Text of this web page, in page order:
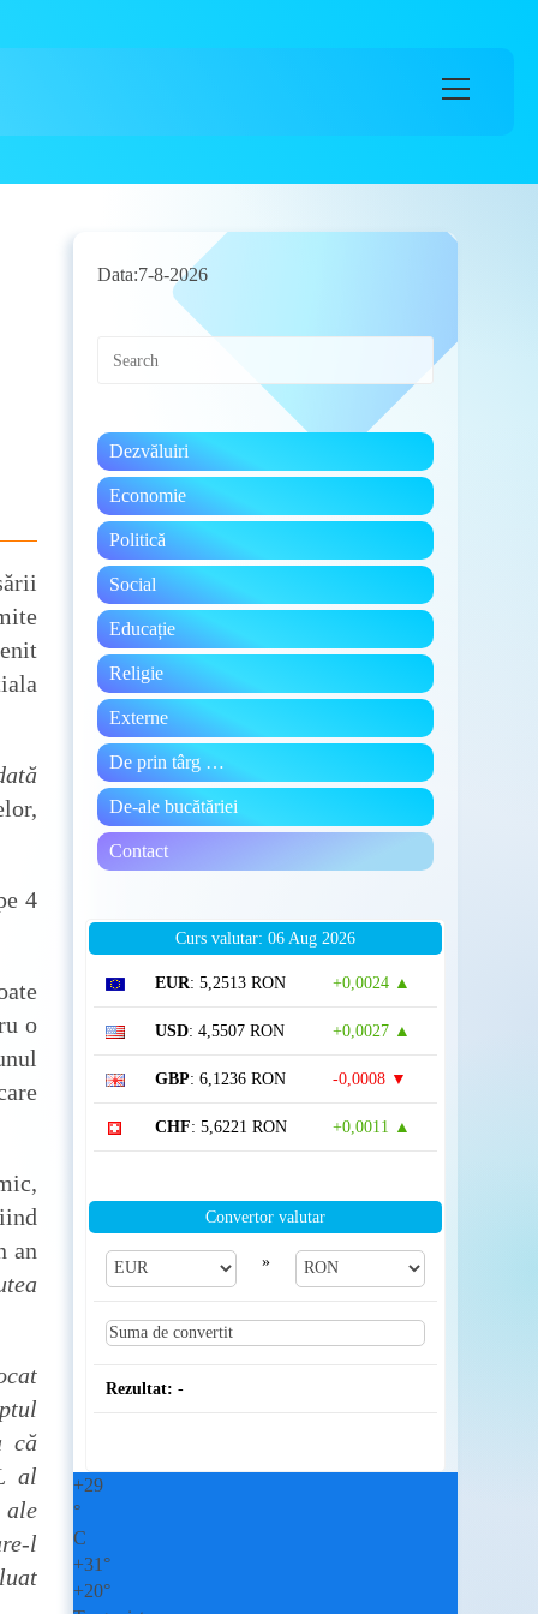
Main
4
o
an
că
al
ale
l
Data:7-8-2026
Press
Escape
the
search
panel.
Dezvăluiri
Economie
Politică
Social
Educație
Religie
Externe
De prin târg …
De-ale bucătăriei
Contact
Curs valutar: 06 Aug 2026
EUR: 5,2513 RON +0,0024 ▲
USD: 4,5507 RON +0,0027 ▲
GBP: 6,1236 RON -0,0008 ▼
CHF: 5,6221 RON +0,0011 ▲
Convertor valutar
»
Rezultat: -
+29
°
C
+31°
+20°